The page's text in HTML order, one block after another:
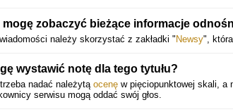
zobaczyć bieżące informacje
należy skorzystać z zakładki " Newsy",
wystawić notę dla tego tytułu?
nadać należytą ocenę w pięciopunktowej skali, a
serwisu mogą oddać swój głos.